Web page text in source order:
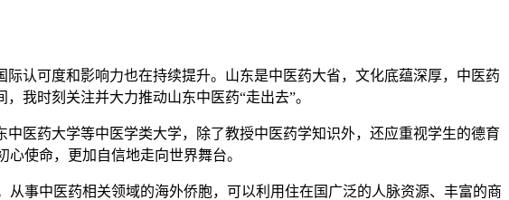
认可度和影响力也在持续提升。山东是中医药大省，文化底蕴深厚，中医药
我时刻关注并大力推动山东中医药“走出去”。
医药大学等中医学类大学，除了教授中医药学知识外，还应重视学生的德育
使命，更加自信地走向世界舞台。
事中医药相关领域的海外侨胞，可以利用住在国广泛的人脉资源、丰富的商